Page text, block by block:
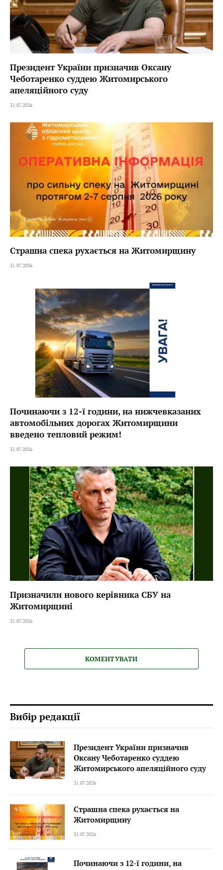
Президент України призначив Оксану
Чеботаренко суддею Житомирського
апеляційного суду
31.07.2026
Страшна спека рухається на Житомирщину
31.07.2026
Починаючи з 12-ї години, на нижчевказаних
автомобільних дорогах Житомирщини
введено тепловий режим!
31.07.2026
Призначили нового керівника СБУ на
Житомирщині
31.07.2026
КОМЕНТУВАТИ
Вибір редакції
Президент України призначив
Оксану Чеботаренко суддею
Житомирського апеляційного суду
31.07.2026
Страшна спека рухається на
Житомирщину
31.07.2026
Починаючи з 12-ї години, на